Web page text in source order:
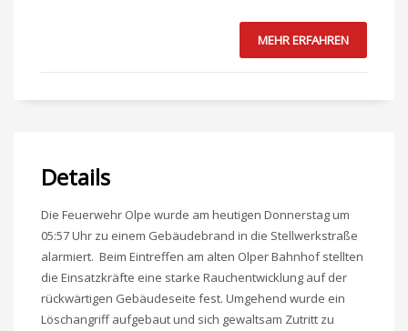
MEHR ERFAHREN
Details
Die Feuerwehr Olpe wurde am heutigen Donnerstag um
05:57 Uhr zu einem Gebäudebrand in die Stellwerkstraße
alarmiert. Beim Eintreffen am alten Olper Bahnhof stellten
die Einsatzkräfte eine starke Rauchentwicklung auf der
rückwärtigen Gebäudeseite fest. Umgehend wurde ein
Löschangriff aufgebaut und sich gewaltsam Zutritt zu